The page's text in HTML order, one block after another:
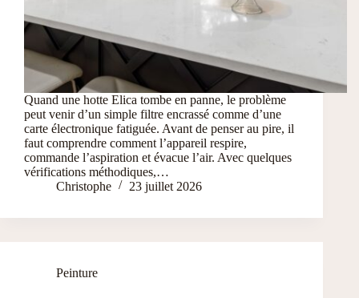
Quand une hotte Elica tombe en panne, le problème
peut venir d’un simple filtre encrassé comme d’une
carte électronique fatiguée. Avant de penser au pire, il
faut comprendre comment l’appareil respire,
commande l’aspiration et évacue l’air. Avec quelques
vérifications méthodiques,…
Christophe
23 juillet 2026
Peinture